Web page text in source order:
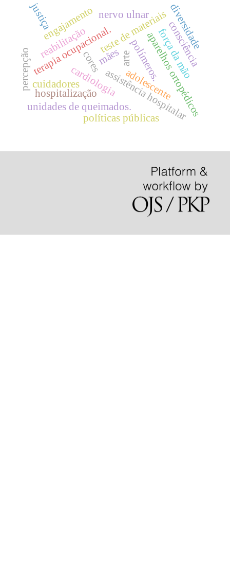
assistência hospitalar
cardiologia
hospitalização
terapia ocupacional. aparelhos ortopédicos
teste de materiais
reabilitação polímeros.
nervo ulnar
força da mão
unidades de queimados.
engajamento consciência
percepção adolescente
justiça
cores
diversidade
políticas públicas
mães
cuidadores
arte